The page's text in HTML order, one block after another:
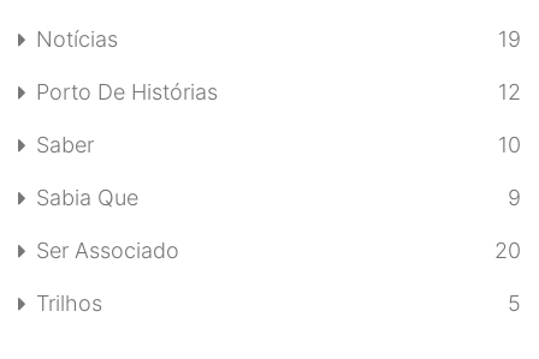
Notícias 19
Porto De Histórias 12
Saber 10
Sabia Que 9
Ser Associado 20
Trilhos 5